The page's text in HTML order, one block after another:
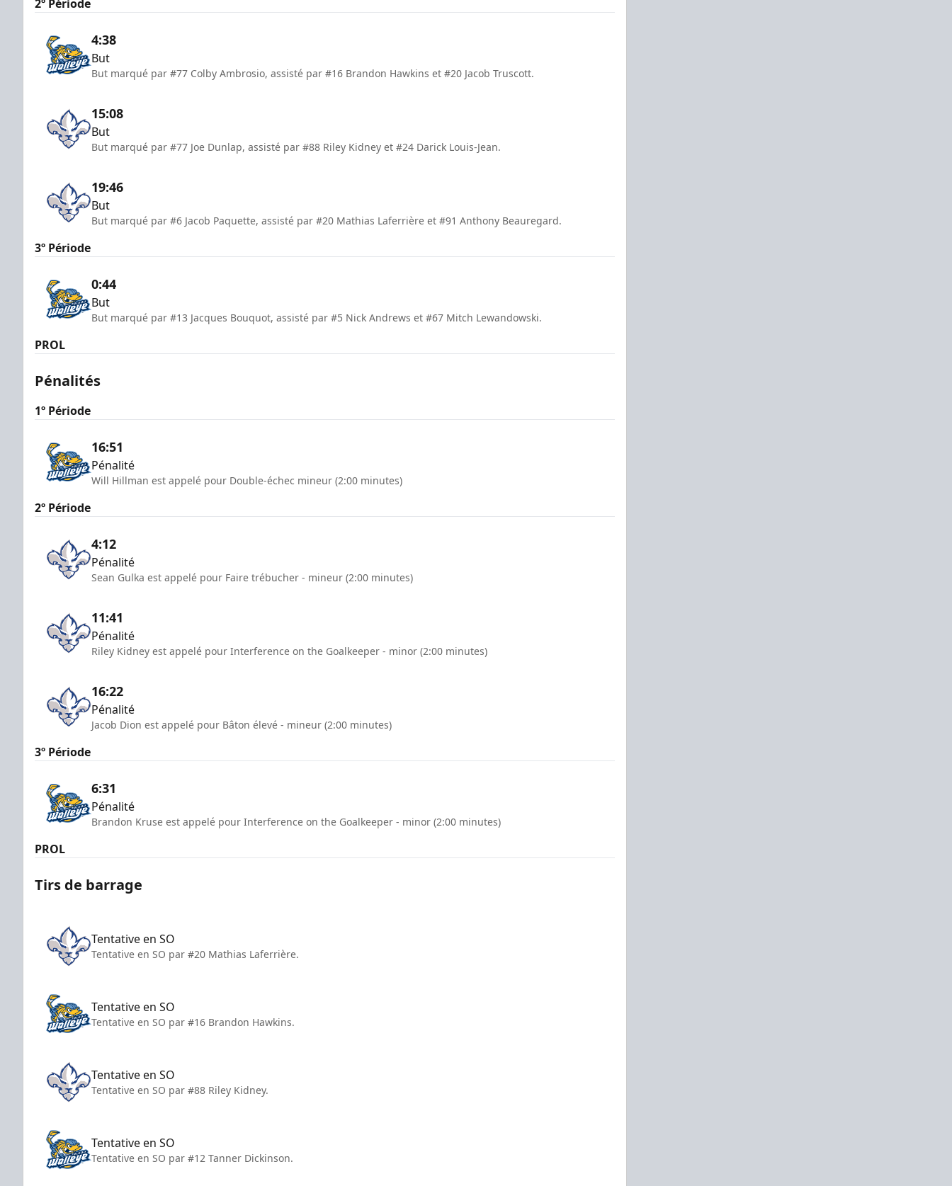
2º Période
4:38
But
But marqué par #77 Colby Ambrosio, assisté par #16 Brandon Hawkins et #20 Jacob Truscott.
15:08
But
But marqué par #77 Joe Dunlap, assisté par #88 Riley Kidney et #24 Darick Louis-Jean.
19:46
But
But marqué par #6 Jacob Paquette, assisté par #20 Mathias Laferrière et #91 Anthony Beauregard.
3º Période
0:44
But
But marqué par #13 Jacques Bouquot, assisté par #5 Nick Andrews et #67 Mitch Lewandowski.
PROL
Pénalités
1º Période
16:51
Pénalité
Will Hillman est appelé pour Double-échec mineur (2:00 minutes)
2º Période
4:12
Pénalité
Sean Gulka est appelé pour Faire trébucher - mineur (2:00 minutes)
11:41
Pénalité
Riley Kidney est appelé pour Interference on the Goalkeeper - minor (2:00 minutes)
16:22
Pénalité
Jacob Dion est appelé pour Bâton élevé - mineur (2:00 minutes)
3º Période
6:31
Pénalité
Brandon Kruse est appelé pour Interference on the Goalkeeper - minor (2:00 minutes)
PROL
Tirs de barrage
Tentative en SO
Tentative en SO par #20 Mathias Laferrière.
Tentative en SO
Tentative en SO par #16 Brandon Hawkins.
Tentative en SO
Tentative en SO par #88 Riley Kidney.
Tentative en SO
Tentative en SO par #12 Tanner Dickinson.